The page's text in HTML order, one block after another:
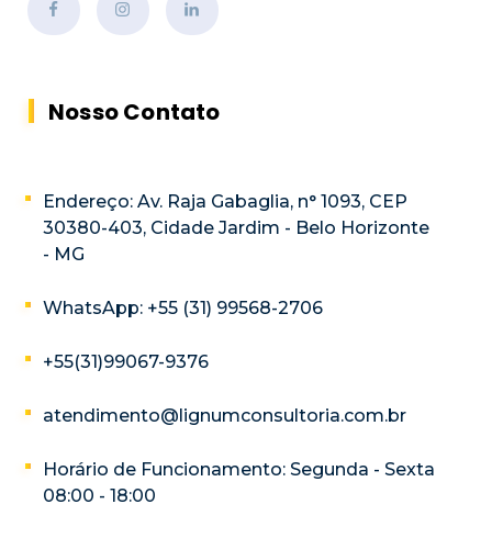
Nosso Contato
Endereço: Av. Raja Gabaglia, n° 1093, CEP
30380-403, Cidade Jardim - Belo Horizonte
- MG
WhatsApp: +55 (31) 99568-2706
+55(31)99067-9376
atendimento@lignumconsultoria.com.br
Horário de Funcionamento: Segunda - Sexta
08:00 - 18:00